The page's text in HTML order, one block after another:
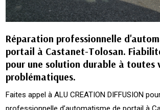
Réparation professionnelle
portail à Castanet-Tolosan.
pour une solution durable à toutes
problématiques.
Faites appel à ALU CREATION DIFFUSION